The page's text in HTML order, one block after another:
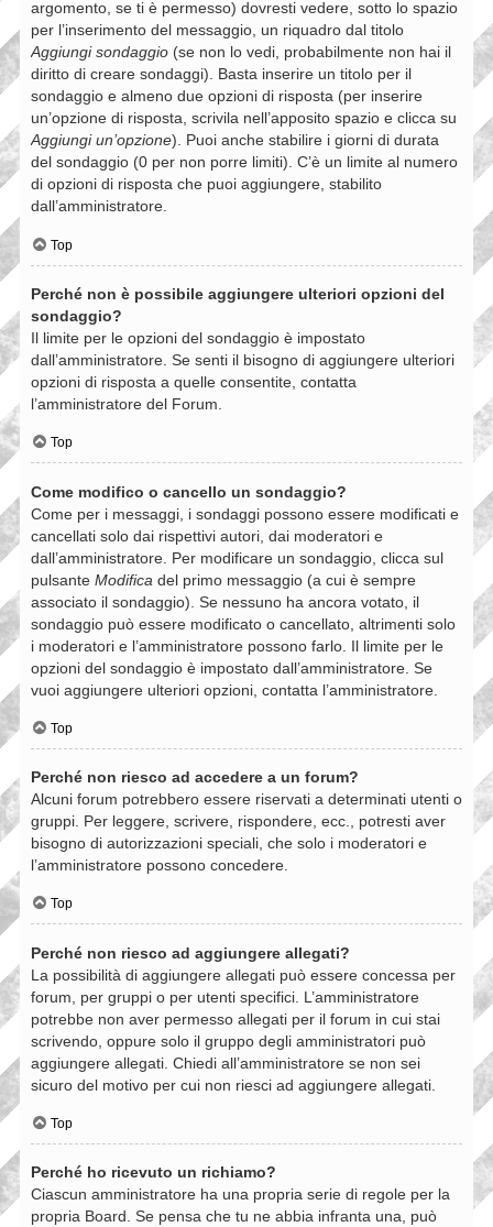
argomento, se ti è permesso) dovresti vedere, sotto lo spazio
per l’inserimento del messaggio, un riquadro dal titolo
Aggiungi sondaggio (se non lo vedi, probabilmente non hai il
diritto di creare sondaggi). Basta inserire un titolo per il
sondaggio e almeno due opzioni di risposta (per inserire
un’opzione di risposta, scrivila nell’apposito spazio e clicca su
Aggiungi un’opzione). Puoi anche stabilire i giorni di durata
del sondaggio (0 per non porre limiti). C’è un limite al numero
di opzioni di risposta che puoi aggiungere, stabilito
dall’amministratore.
Top
Perché non è possibile aggiungere ulteriori opzioni del
sondaggio?
Il limite per le opzioni del sondaggio è impostato
dall’amministratore. Se senti il bisogno di aggiungere ulteriori
opzioni di risposta a quelle consentite, contatta
l’amministratore del Forum.
Top
Come modifico o cancello un sondaggio?
Come per i messaggi, i sondaggi possono essere modificati e
cancellati solo dai rispettivi autori, dai moderatori e
dall’amministratore. Per modificare un sondaggio, clicca sul
pulsante Modifica del primo messaggio (a cui è sempre
associato il sondaggio). Se nessuno ha ancora votato, il
sondaggio può essere modificato o cancellato, altrimenti solo
i moderatori e l’amministratore possono farlo. Il limite per le
opzioni del sondaggio è impostato dall’amministratore. Se
vuoi aggiungere ulteriori opzioni, contatta l’amministratore.
Top
Perché non riesco ad accedere a un forum?
Alcuni forum potrebbero essere riservati a determinati utenti o
gruppi. Per leggere, scrivere, rispondere, ecc., potresti aver
bisogno di autorizzazioni speciali, che solo i moderatori e
l’amministratore possono concedere.
Top
Perché non riesco ad aggiungere allegati?
La possibilità di aggiungere allegati può essere concessa per
forum, per gruppi o per utenti specifici. L’amministratore
potrebbe non aver permesso allegati per il forum in cui stai
scrivendo, oppure solo il gruppo degli amministratori può
aggiungere allegati. Chiedi all’amministratore se non sei
sicuro del motivo per cui non riesci ad aggiungere allegati.
Top
Perché ho ricevuto un richiamo?
Ciascun amministratore ha una propria serie di regole per la
propria Board. Se pensa che tu ne abbia infranta una, può